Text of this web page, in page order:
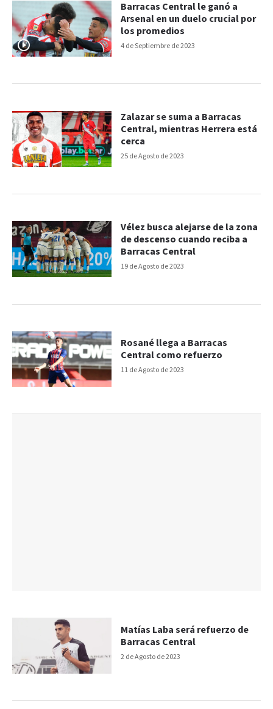
4 de Septiembre de 2023
Barracas Central le ganó a
Arsenal en un duelo crucial por
los promedios
25 de Agosto de 2023
Zalazar se suma a Barracas
Central, mientras Herrera está
cerca
19 de Agosto de 2023
Vélez busca alejarse de la zona
de descenso cuando reciba a
Barracas Central
11 de Agosto de 2023
Rosané llega a Barracas
Central como refuerzo
2 de Agosto de 2023
Matías Laba será refuerzo de
Barracas Central